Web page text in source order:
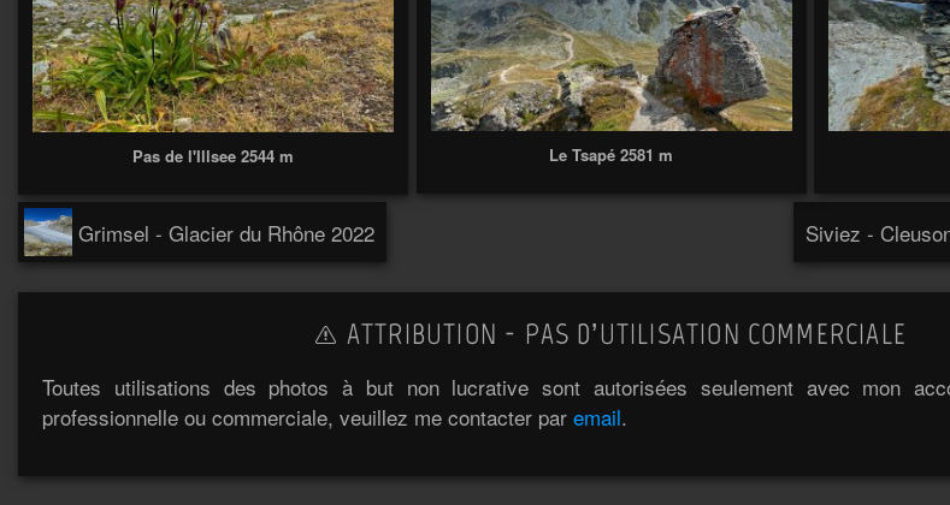
Le Tsapé 2581 m
Pas de l'Illsee 2544 m
Grimsel - Glacier du Rhône 2022 Siviez -
ATTRIBUTION - PAS D’UTILISATION COMMERCIALE
Toutes utilisations des photos à but non lucrative sont autorisées seulement avec mon
professionnelle ou commerciale, veuillez me contacter par email.